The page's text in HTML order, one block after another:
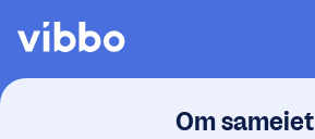
Om sameiet